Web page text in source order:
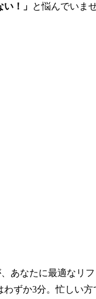
！」 と悩んでいま
あなたに最適なリ
ずか3分。忙しい方